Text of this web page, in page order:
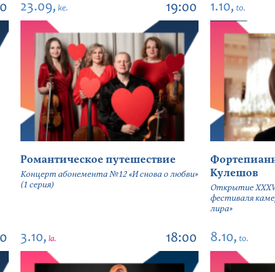
23.09, ke. 19:00
Романтическое путешествие
Концерт абонемента №12 «И снова о любви»
(1 серия)
1.10, to.
Кулешов
Открытие
фестиваля
лира»
3.10, la. 18:00 8.10, to.